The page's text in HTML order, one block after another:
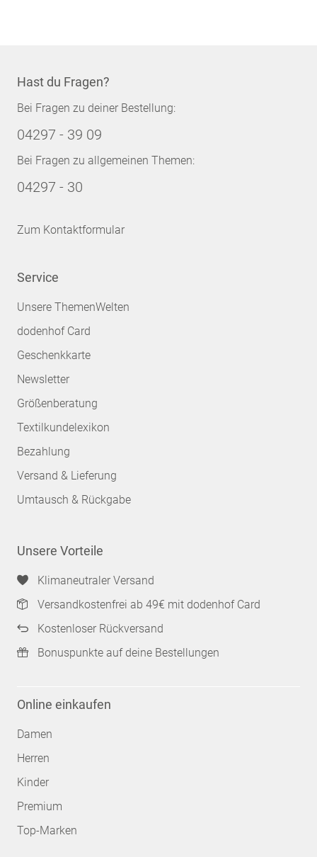
Hast du Fragen?
Bei Fragen zu deiner Bestellung:
04297 - 39 09
Bei Fragen zu allgemeinen Themen:
04297 - 30
Zum Kontaktformular
Service
Unsere ThemenWelten
dodenhof Card
Geschenkkarte
Newsletter
Größenberatung
Textilkundelexikon
Bezahlung
Versand & Lieferung
Umtausch & Rückgabe
Unsere Vorteile
Klimaneutraler Versand
Versandkostenfrei ab 49€ mit dodenhof Card
Kostenloser Rückversand
Bonuspunkte auf deine Bestellungen
Online einkaufen
Damen
Herren
Kinder
Premium
Top-Marken